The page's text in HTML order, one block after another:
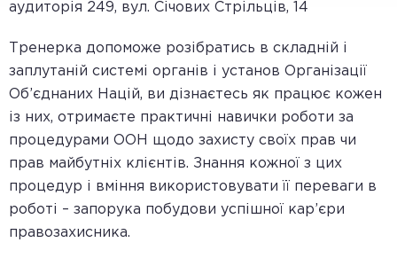
аудиторія 249, вул. Січових Стрільців, 14
Тренерка допоможе розібратись в складній і
заплутаній системі органів і установ Організації
Об’єднаних Націй, ви дізнаєтесь як працює кожен
із них, отримаєте практичні навички роботи за
процедурами ООН щодо захисту своїх прав чи
прав майбутніх клієнтів. Знання кожної з цих
процедур і вміння використовувати її переваги в
роботі – запорука побудови успішної кар’єри
правозахисника.